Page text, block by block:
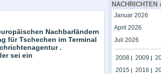
Nachbarländern
für Tschechen im Terminal
.
sei ein
NACHRICHTEN
Januar 2026
April 2026
Juli 2026
2008| 2009 |
2015| 2016 |